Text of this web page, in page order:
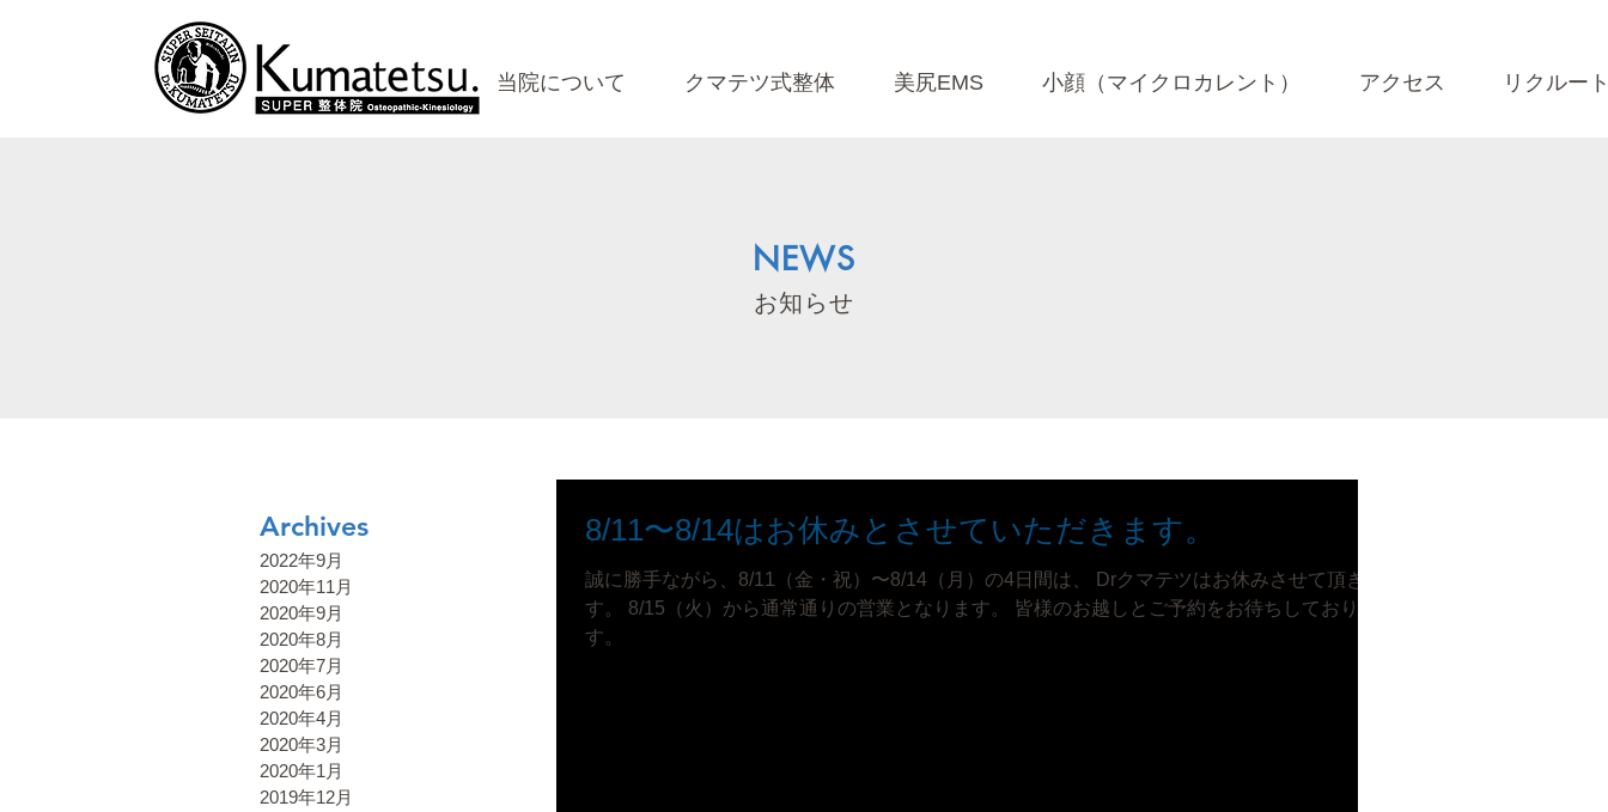
当院について クマテツ式整体 美尻EMS 小顔（マイクロカレント） アクセス リクルー
NEWS
お知らせ
Archives
2022年9月
2020年11月
2020年9月
2020年8月
2020年7月
2020年6月
2020年4月
2020年3月
2020年1月
2019年12月
8/11〜8/14はお休みとさせていただきます。
誠に勝手ながら、8/11（金・祝）〜8/14（月）の4日間は、 Drクマテツはお休みさせて頂きま
す。 8/15（火）から通常通りの営業となります。 皆様のお越しとご予約をお待ちしておりま
す。